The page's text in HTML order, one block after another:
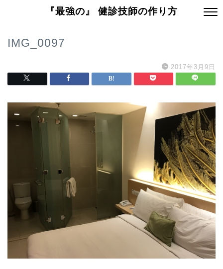
『最強の』 健診技師の作り方
IMG_0097
2017年3月9日